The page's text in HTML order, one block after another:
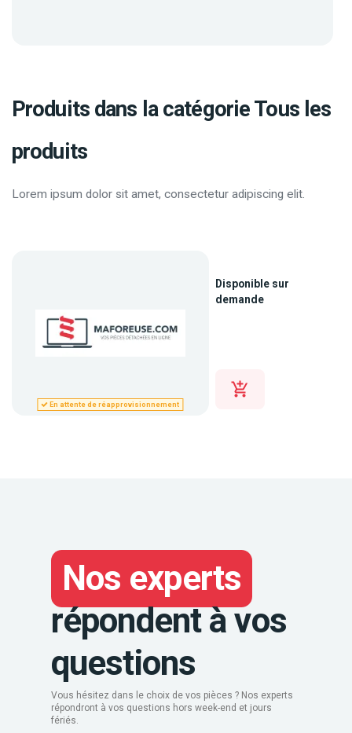
Produits dans la catégorie Tous les
produits
Lorem ipsum dolor sit amet, consectetur adipiscing elit.
En attente de réapprovisionnement
Disponible sur
demande
Nos experts
répondent à vos
questions
Vous hésitez dans le choix de vos pièces ? Nos experts
répondront à vos questions hors week-end et jours
fériés.